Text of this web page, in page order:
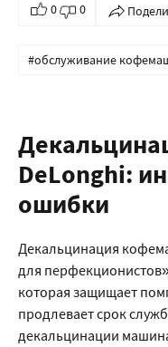
0
0
#обслуживание
DeLonghi:
ошибки
Декальцинация
для
которая защищает
продлевает срок
декальцинации